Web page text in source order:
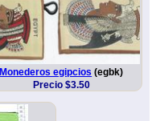
Monederos egipcios (egbk)
Precio $3.50